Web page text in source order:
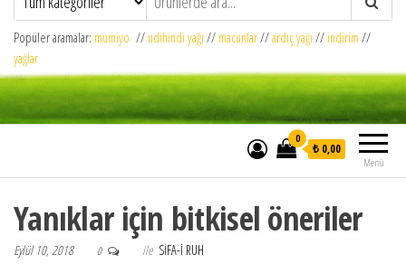
Popüler aramalar: mumiyo // udihindi yağı // macunlar//ardıç yağı // indirim //
yağlar
Menü
0
₺ 0,00
Yanıklar için bitkisel öneriler
Eylül 10, 2018 0 ile SIFA-I RUH